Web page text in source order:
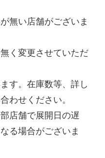
無い店舗がございま
く変更させていただ
す。在庫数等、詳し
わせください。
店舗で展開日の遅
る場合がございま